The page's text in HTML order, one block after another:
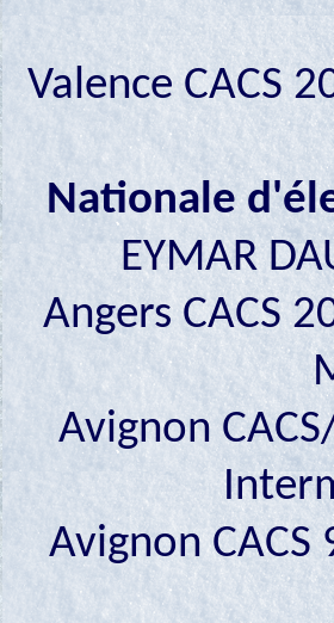
Valence CACS
Nationale
EYMAR
Angers CACS
Avignon
Avignon